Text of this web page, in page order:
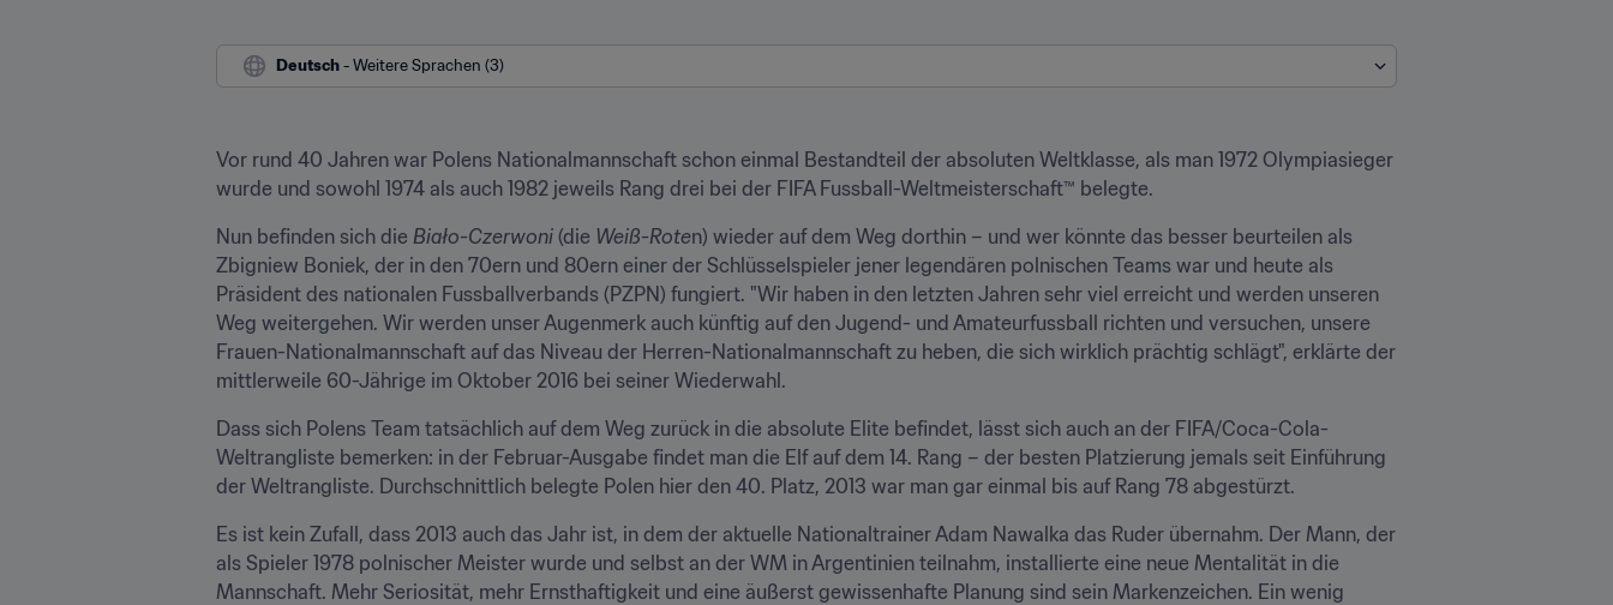
Deutsch - Weitere Sprachen (3)
Vor rund 40 Jahren war Polens Nationalmannschaft schon einmal Bestandteil der absoluten Weltklasse, als man 1972 Olympiasieger
wurde und sowohl 1974 als auch 1982 jeweils Rang drei bei der FIFA Fussball-Weltmeisterschaft™ belegte.
Nun befinden sich die Biało-Czerwoni (die Weiß-Roten) wieder auf dem Weg dorthin – und wer könnte das besser beurteilen als
Zbigniew Boniek, der in den 70ern und 80ern einer der Schlüsselspieler jener legendären polnischen Teams war und heute als
Präsident des nationalen Fussballverbands (PZPN) fungiert. "Wir haben in den letzten Jahren sehr viel erreicht und werden unseren
Weg weitergehen. Wir werden unser Augenmerk auch künftig auf den Jugend- und Amateurfussball richten und versuchen, unsere
Frauen-Nationalmannschaft auf das Niveau der Herren-Nationalmannschaft zu heben, die sich wirklich prächtig schlägt", erklärte der
mittlerweile 60-Jährige im Oktober 2016 bei seiner Wiederwahl.
Dass sich Polens Team tatsächlich auf dem Weg zurück in die absolute Elite befindet, lässt sich auch an der FIFA/Coca-Cola-
Weltrangliste bemerken: in der Februar-Ausgabe findet man die Elf auf dem 14. Rang – der besten Platzierung jemals seit Einführung
der Weltrangliste. Durchschnittlich belegte Polen hier den 40. Platz, 2013 war man gar einmal bis auf Rang 78 abgestürzt.
Es ist kein Zufall, dass 2013 auch das Jahr ist, in dem der aktuelle Nationaltrainer Adam Nawalka das Ruder übernahm. Der Mann, der
als Spieler 1978 polnischer Meister wurde und selbst an der WM in Argentinien teilnahm, installierte eine neue Mentalität in die
Mannschaft. Mehr Seriosität, mehr Ernsthaftigkeit und eine äußerst gewissenhafte Planung sind sein Markenzeichen. Ein wenig